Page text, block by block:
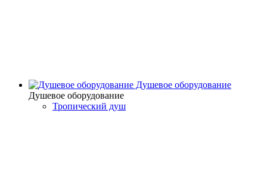
Душевое оборудование
Душевое оборудование
Тропический душ